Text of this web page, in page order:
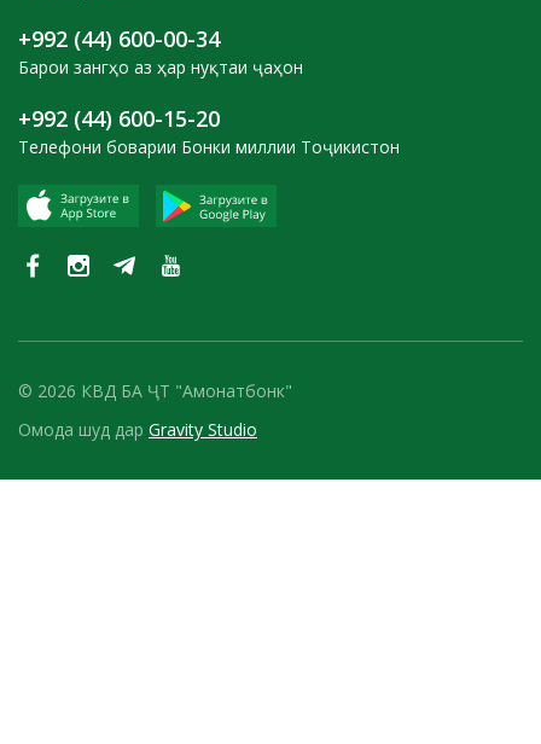
+992 (44) 600-00-34
Барои зангҳо аз ҳар нуқтаи ҷаҳон
+992 (44) 600-15-20
Телефони боварии Бонки миллии Тоҷикистон
© 2026 КВД БА ҶТ "Амонатбонк"
Омода шуд дар Gravity Studio